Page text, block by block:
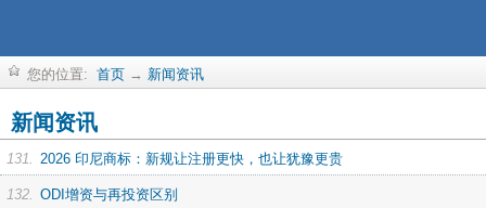
您的位置: 首页 → 新闻资讯
新闻资讯
131. 2026 印尼商标：新规让注册更快，也让犹豫更贵
132. ODI增资与再投资区别